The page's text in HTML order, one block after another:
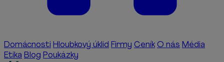
Domácnosti Hloubkový úklid Firmy Ceník O nás Média
Etika Blog Poukázky